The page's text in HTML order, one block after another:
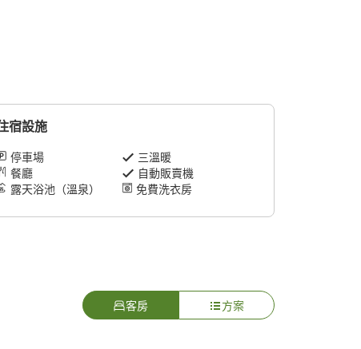
宿設施
停車場
三溫暖
餐廳
自動販賣機
露天浴池（溫泉）
免費洗衣房
客房 方案